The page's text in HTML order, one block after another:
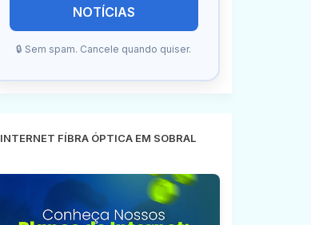
NOTÍCIAS
🔒 Sem spam. Cancele quando quiser.
INTERNET FÍBRA ÓPTICA EM SOBRAL